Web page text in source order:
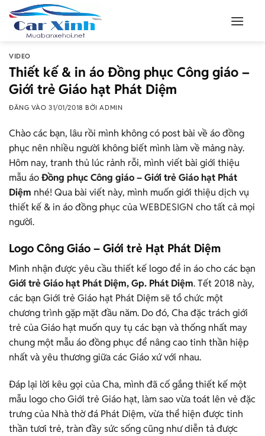
qua
dungVIDEO
Thiết kế & in áo Đồng phục Công giáo –
Giới trẻ Giáo hạt Phát Diệm
ĐĂNG VÀO31/01/2018 BỞIADMIN
Chào các bạn, lâu rồi mình không có post bài về áo đồng
phục nên nhiều người không biết mình làm về mảng này.
Hôm nay, tranh thủ lúc rảnh rỗi, mình viết bài giới thiệu
mẫu áoĐồng phục Công giáo – Giới trẻ Giáo hạt Phát
Diệm nhé! Qua bài viết này, mình muốn giới thiệu dịch vụ
thiết kế & in áo đồng phục củaWEBDESIGN cho tất cả mọi
người.
Logo Công Giáo – Giới trẻ Hạt Phát Diệm
Mình nhận được yêu cầu thiết kế logo để in áo cho các bạn
Giới trẻ Giáo hạt Phát Diệm, Gp. Phát Diệm. Tết 2018 này,
các bạn Giới trẻ Giáo hạt Phát Diệm sẽ tổ chức một
chương trình gặp mặt đầu năm. Do đó, Cha đặc trách giới
trẻ của Giáo hạt muốn quy tụ các bạn và thống nhất may
chung một mẫu áo đồng phục để nâng cao tinh thần hiệp
nhất và yêu thương giữa các Giáo xứ với nhau.
Đáp lại lời kêu gọi của Cha, mình đã cố gắng thiết kế một
mẫu logo cho Giới trẻ Giáo hạt, làm sao vừa toát lên vẻ đặc
trưng của Nhà thờ đá Phát Diệm, vừa thể hiện được tinh
thần tươi trẻ, tràn đầy sức sống cũng như diễn tả được